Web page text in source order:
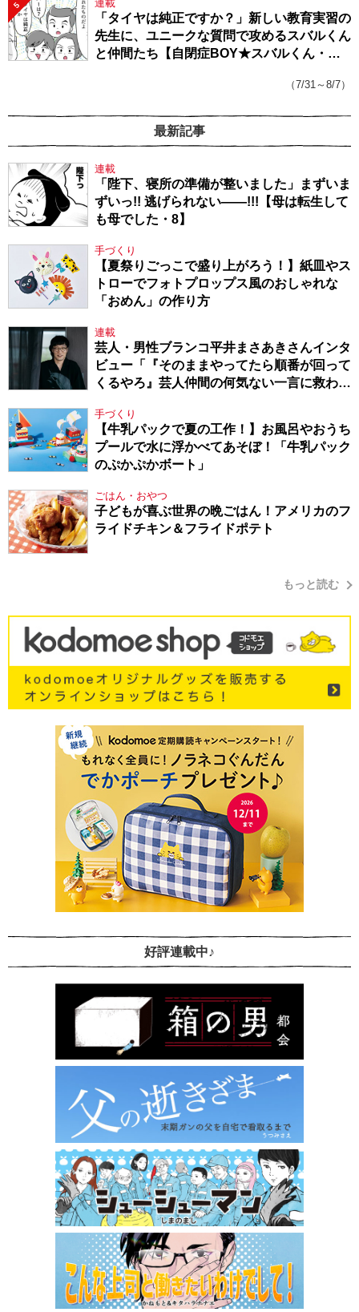
5 連載
「タイヤは純正ですか？」新しい教育実習の
先生に、ユニークな質問で攻めるスバルくん
と仲間たち【自閉症BOY★スバルくん・
（7/31～8/7）
最新記事
連載
「陛下、寝所の準備が整いました」まずいま
ずいっ!! 逃げられない――!!!【母は転生して
も母でした・8】
手づくり
【夏祭りごっこで盛り上がろう！】紙皿やス
トローでフォトプロップス風のおしゃれな
「おめん」の作り方
連載
芸人・男性ブランコ平井まさあきさんインタ
ビュー「『そのままやってたら順番が回って
くるやろ』芸人仲間の何気ない一言に救われ
手づくり
【牛乳パックで夏の工作！】お風呂やおうち
プールで水に浮かべてあそぼ！「牛乳パック
のぷかぷかボート」
ごはん・おやつ
子どもが喜ぶ世界の晩ごはん！アメリカのフ
ライドチキン＆フライドポテト
もっと読む
好評連載中♪